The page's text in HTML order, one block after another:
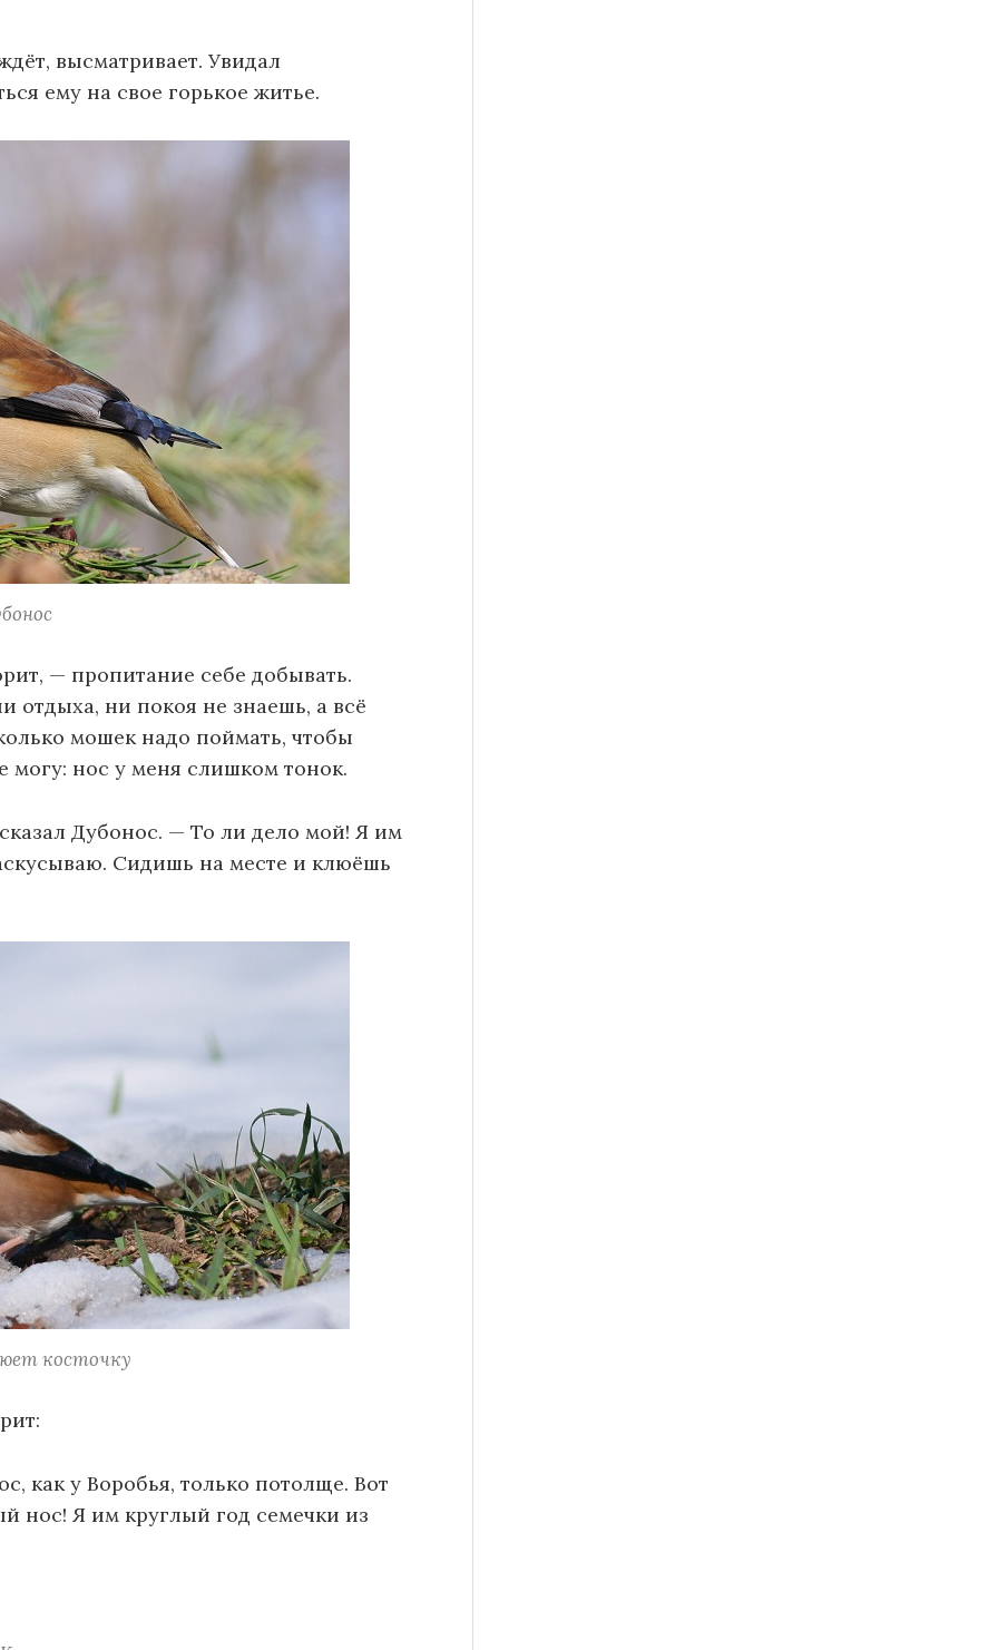
высматривает. Увидал
ему на свое горькое житье.
— пропитание себе добывать.
отдыха, ни покоя не знаешь, а всё
мошек надо поймать, чтобы
могу: нос у меня слишком тонок.
Дубонос. — То ли дело мой! Я им
Сидишь на месте и клюёшь
косточку
как у Воробья, только потолще. Вот
нос! Я им круглый год семечки из